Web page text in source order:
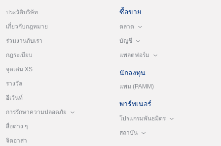
ประวัติบริษัท
เกี่ยวกับกฎหมาย
ร่วมงานกับเรา
กฎระเบียบ
จุดเด่น XS
รางวัล
อีเว้นท์
การรักษาความปลอดภัย
สื่อต่าง ๆ
จิตอาสา
ซื้อขาย
ตลาด
บัญชี
แพลตฟอร์ม
นักลงทุน
แพม (PAMM)
พาร์ทเนอร์
โปรแกรมพันธมิตร
สถาบัน